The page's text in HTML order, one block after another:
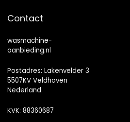
Contact
wasmachine-
aanbieding.nl
Postadres: Lakenvelder 3
5507KV Veldhoven
Nederland
KVK: 88360687